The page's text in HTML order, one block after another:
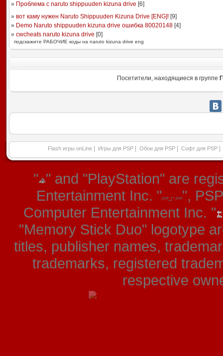
» Проблема с naruto shippuuden kizuna drive [6]
» вот каму нужен Naruto Shippuuden Kizuna Drive [ENG]![9]
» Demo Naruto shippuuden kizuna drive ошибка 80020148[4]
» cwcheats naruto kizuna drive [0]
подскажите РАБОЧИЕ коды на naruto kizuna drive eng
Посетители, находящиеся в группе
Flash игры onLine Игры для PSP Обои для PSP Софт для PSP
" " and "PlayStation" are
Entertainment Inc. "
",
Computer Entertainment Inc. "
"Memory Stick Duo" logotype
titles, publisher names,
trademarks, registered
respective